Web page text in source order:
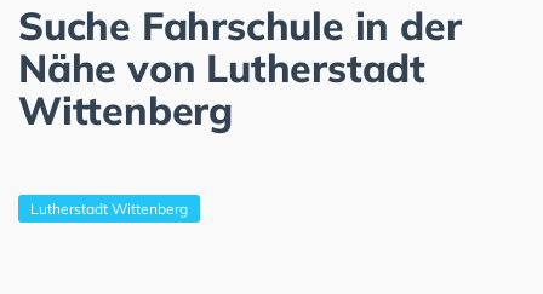
Suche Fahrschule in der
Nähe von Lutherstadt
Wittenberg
Lutherstadt Wittenberg